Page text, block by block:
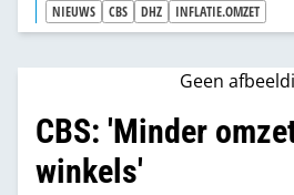
NIEUWS CBS DHZ INFLATIE.OMZET
Geen
CBS: 'Minder
winkels'